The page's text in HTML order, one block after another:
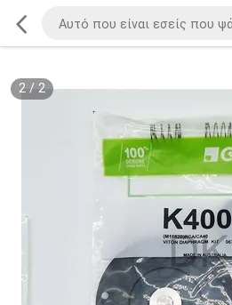
2/ 2